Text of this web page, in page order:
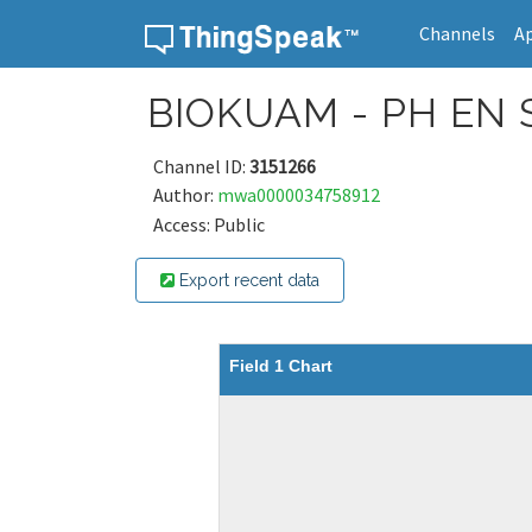
Channels
BIOKUAM - PH EN
Channel ID: 3151266
Author: mwa0000034758912
Access: Public
Export recent data
Field 1 Chart